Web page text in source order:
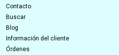
Contacto
Buscar
Blog
Información del cliente
Órdenes